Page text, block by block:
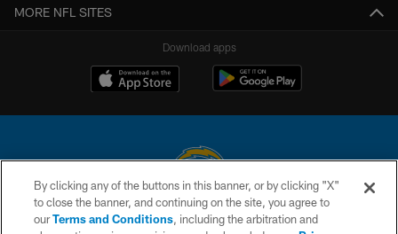
MORE NFL SITES
Download apps
© 2026 Chargers Football Company, LLC. All rights reserved. This website
is managed on a digital platform of the National Football League.
By clicking any of the buttons in this banner, or by clicking "X"
to close the banner, and continuing on the site, you agree to
ourTerms and Conditions, including the arbitration and